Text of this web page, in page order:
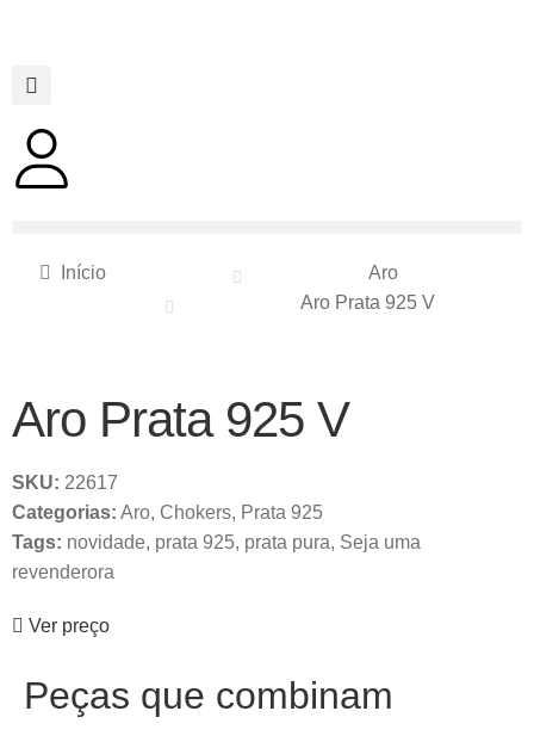
Início
Aro
Aro Prata 925 V
Aro Prata 925 V
SKU: 22617
Categorias: Aro, Chokers, Prata 925
Tags: novidade, prata 925, prata pura, Seja uma
revenderora
Ver preço
Peças que combinam